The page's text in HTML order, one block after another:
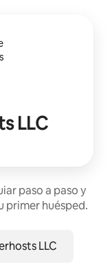
LLC
paso a paso y
primer huésped.
LLC